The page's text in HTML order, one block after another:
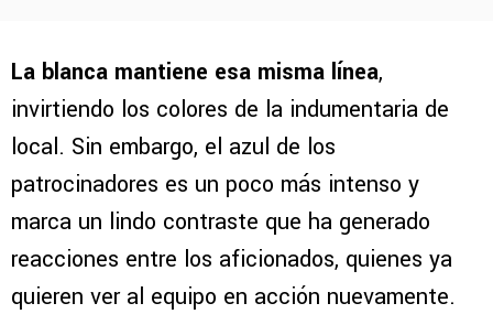
La blanca mantiene esa misma línea,
invirtiendo los colores de la indumentaria de
local. Sin embargo, el azul de los
patrocinadores es un poco más intenso y
marca un lindo contraste que ha generado
reacciones entre los aficionados, quienes ya
quieren ver al equipo en acción nuevamente.